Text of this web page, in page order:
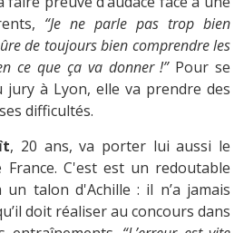
“Je ne parle pas trop bien
de toujours bien comprendre les
ce que ça va donner !”Pour se
jury à Lyon, elle va prendre des
difficultés.
, 20 ans, va porter lui aussi le
France. C'est est un redoutable
talon d'Achille : il n’a jamais
doit réaliser au concours dans